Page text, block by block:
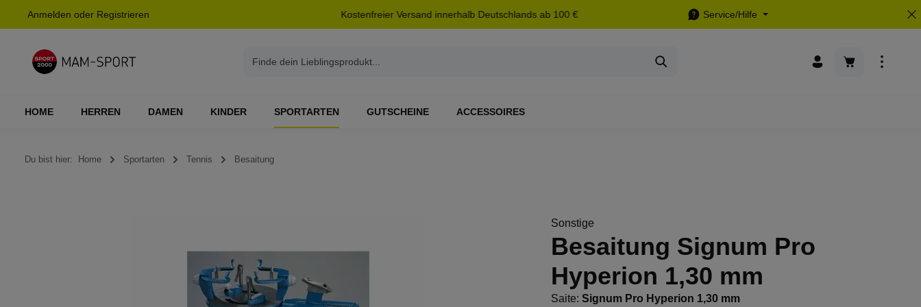
Zur Hauptnavigation springen
Anmelden oder Registrieren Kostenfreier Versand innerhalb Deutschlands ab 100 € Service/Hilfe
Warenkorb
HOME HERREN DAMEN KINDER SPORTARTEN GUTSCHEINE ACCESSOIRES
Du bist hier: Home Sportarten Tennis Besaitung
Sonstige
Besaitung Signum Pro
Hyperion 1,30 mm
Saite: Signum Pro Hyperion 1,30 mm